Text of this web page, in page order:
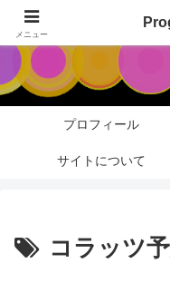
プロフィール
サイトについて
コラッツ
メニュー